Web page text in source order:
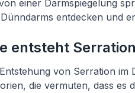
einer Darmspiegelung
entdecken und
entsteht
von Serration im
die vermuten, dass es